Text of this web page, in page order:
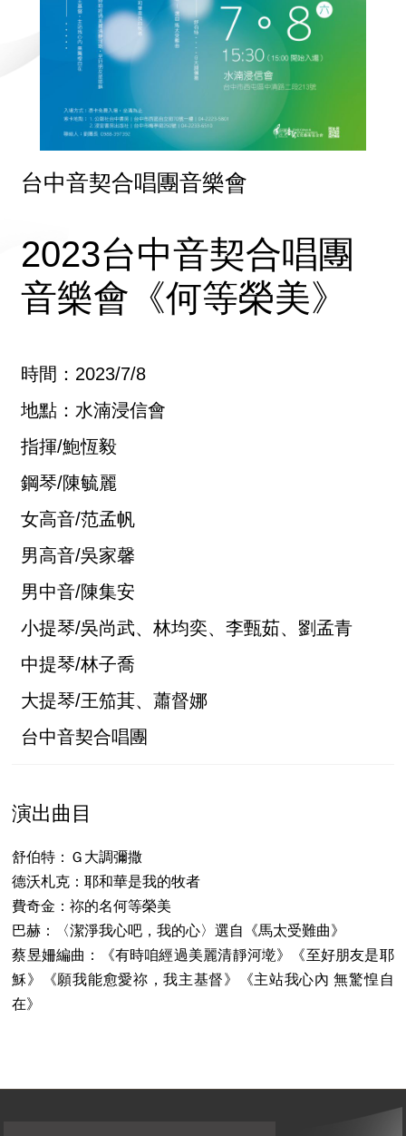
台中音契合唱團音樂會
2023台中音契合唱團
音樂會《何等榮美》
時間：2023/7/8
地點：水湳浸信會
指揮/鮑恆毅
鋼琴/陳毓麗
女高音/范孟帆
男高音/吳家馨
男中音/陳集安
小提琴/吳尚武、林均奕、李甄茹、劉孟青
中提琴/林子喬
大提琴/王笳萁、蕭督娜
台中音契合唱團
演出曲目
舒伯特：Ｇ大調彌撒
德沃札克：耶和華是我的牧者
費奇金：祢的名何等榮美
巴赫：〈潔淨我心吧，我的心〉選自《馬太受難曲》
蔡昱姍編曲：《有時咱經過美麗清靜河墘》《至好朋友是耶
穌》《願我能愈愛祢，我主基督》《主站我心內 無驚惶自
在》